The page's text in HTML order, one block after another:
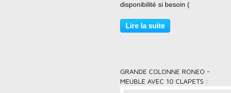
disponibilité si besoin (
loft, commerce, vitrine, boutique, bar,
restaurant ...). Vous pouvez me
Lire la suite
GRANDE COLONNE RONEO -
MEUBLE AVEC 10 CLAPETS :